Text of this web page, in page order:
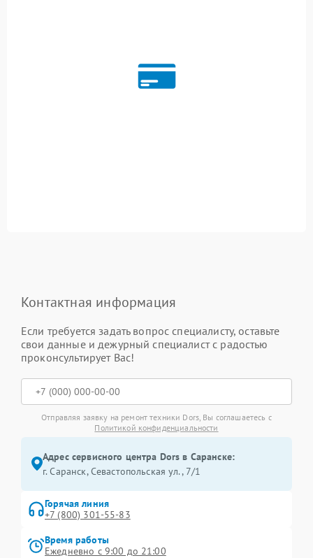
Контактная информация
Если требуется задать вопрос специалисту, оставьте
свои данные и дежурный специалист с радостью
проконсультирует Вас!
Отправляя заявку на ремонт техники Dors, Вы соглашаетесь с
Политикой конфиденциальности
Адрес сервисного центра Dors в Саранске:
г. Саранск, Севастопольская ул., 7/1
Горячая линия
+7 (800) 301-55-83
Время работы
Ежедневно с 9:00 до 21:00